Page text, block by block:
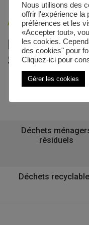
Accueil»Veolia -
Le calendrier
Saint-
Déchets
résiduels
Déchets
Nous utilisons des
offrir l'expérience la
préférences et les
«Accepter tout»,
les cookies.
des cookies" pour
Cliquez-ici pour
Gérer les cookies